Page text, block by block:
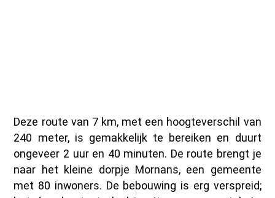
Deze route van 7 km, met een hoogteverschil van
240 meter, is gemakkelijk te bereiken en duurt
ongeveer 2 uur en 40 minuten. De route brengt je
naar het kleine dorpje Mornans, een gemeente
met 80 inwoners. De bebouwing is erg verspreid;